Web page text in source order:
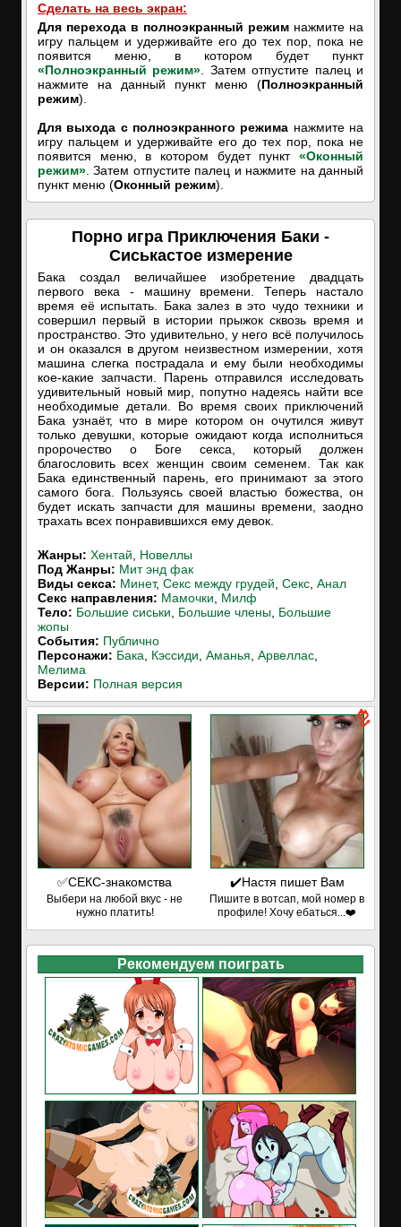
Сделать на весь экран:
Для перехода в полноэкранный режим нажмите на
игру пальцем и удерживайте его до тех пор, пока не
появится меню, в котором будет пункт
«Полноэкранный режим» . Затем отпустите палец и
нажмите на данный пункт меню (Полноэкранный
режим).
Для выхода с полноэкранного режима нажмите на
игру пальцем и удерживайте его до тех пор, пока не
появится меню, в котором будет пункт «Оконный
режим» . Затем отпустите палец и нажмите на данный
пункт меню (Оконный режим).
Порно игра Приключения Баки -
Сиськастое измерение
Бака создал величайшее изобретение двадцать
первого века - машину времени. Теперь настало
время её испытать. Бака залез в это чудо техники и
совершил первый в истории прыжок сквозь время и
пространство. Это удивительно, у него всё получилось
и он оказался в другом неизвестном измерении, хотя
машина слегка пострадала и ему были необходимы
кое-какие запчасти. Парень отправился исследовать
удивительный новый мир, попутно надеясь найти все
необходимые детали. Во время своих приключений
Бака узнаёт, что в мире котором он очутился живут
только девушки, которые ожидают когда исполниться
пророчество о Боге секса, который должен
благословить всех женщин своим семенем. Так как
Бака единственный парень, его принимают за этого
самого бога. Пользуясь своей властью божества, он
будет искать запчасти для машины времени, заодно
трахать всех понравившихся ему девок.
Жанры: Хентай
Новеллы
Под Жанры: Мит энд фак
Виды секса: Минет, Секс между грудей Секс Анал
Cекс направления: Мамочки
Милф
Тело: Большие сиськи Большие члены Большие
жопы
События: Публично
Персонажи: Бака Кэссиди Аманья Арвеллас
Мелима
Версии: Полная версия
✅СЕКС-знакомства
Выбери на любой вкус - не
нужно платить!
✔️Настя пишет Вам
Пишите в вотсап, мой номер в
профиле! Хочу ебаться...❤️
Рекомендуем поиграть